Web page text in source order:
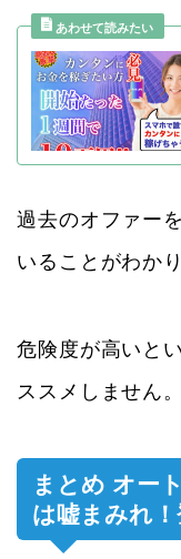
過去のオファー
いることがわか
危険度が高いと
ススメしません。
まとめ オー
は嘘まみれ！